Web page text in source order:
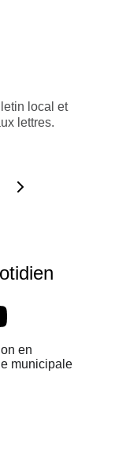
local et
lettres.